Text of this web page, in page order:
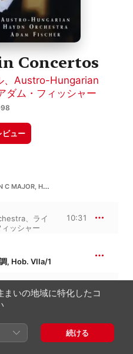
Concertos
、 Austro-Hungarian
ダム・フィッシャー
ビュー
J. ハイドン：VIOLIN CONCERTO IN C MAJOR, HOB.VIIA:1
、 ライ
ッシャー
10:31
, Hob. VIIa/1
、アダ
ュッヒル
5:36
いの地域に特化したコ
続ける